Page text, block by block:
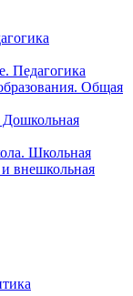
Педагогика
Общая
Школьная
внешкольная